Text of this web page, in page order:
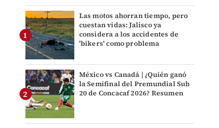
Las motos ahorran tiempo, pero
cuestan vidas: Jalisco ya
considera a los accidentes de
'bikers' como problema
México vs Canadá | ¿Quién ganó
la Semifinal del Premundial Sub
20 de Concacaf 2026? Resumen